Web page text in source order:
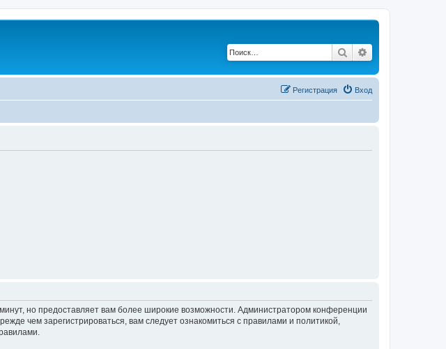
Поиск
Вход
Регистрация
но предоставляет вам более широкие возможности. Администратором конференции
чем зарегистрироваться, вам следует ознакомиться с правилами и политикой,